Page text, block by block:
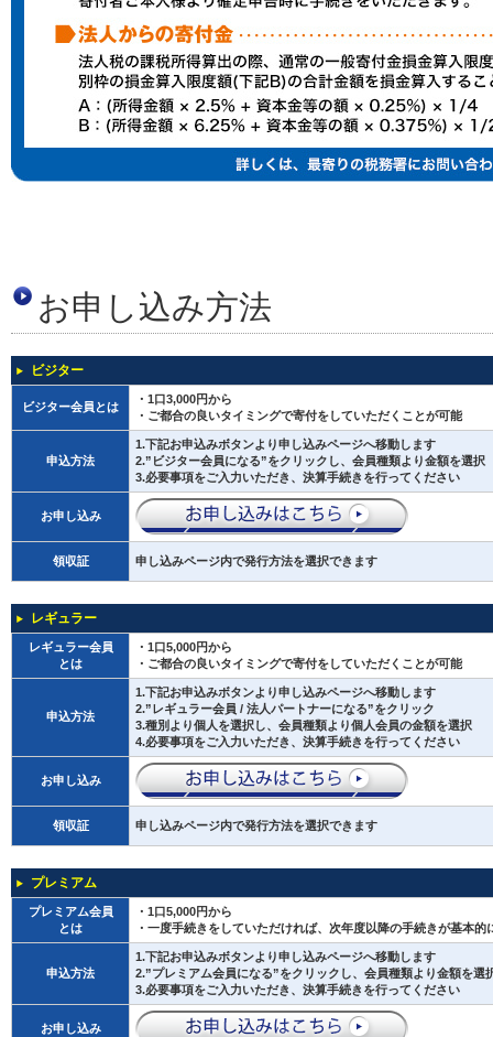
お申し込み方法
ビジター
ビジター会員とは
・1口3,000円から
・ご都合の良いタイミングで寄付をしていただくことが可能
申込方法
1.下記お申込みボタンより申し込みページへ移動します
2.”ビジター会員になる”をクリックし、会員種類より金額を選択
3.必要事項をご入力いただき、決算手続きを行ってください
お申し込み
領収証 申し込みページ内で発行方法を選択できます
レギュラー
レギュラー会員
とは
・1口5,000円から
・ご都合の良いタイミングで寄付をしていただくことが可能
申込方法
1.下記お申込みボタンより申し込みページへ移動します
2.”レギュラー会員 / 法人パートナーになる”をクリック
3.種別より個人を選択し、会員種類より個人会員の金額を選択
4.必要事項をご入力いただき、決算手続きを行ってください
お申し込み
領収証 申し込みページ内で発行方法を選択できます
プレミアム
プレミアム会員
とは
・1口5,000円から
・一度手続きをしていただければ、次年度以降の手続きが基本的
申込方法
1.下記お申込みボタンより申し込みページへ移動します
2.”プレミアム会員になる”をクリックし、会員種類より金額を選
3.必要事項をご入力いただき、決算手続きを行ってください
お申し込み